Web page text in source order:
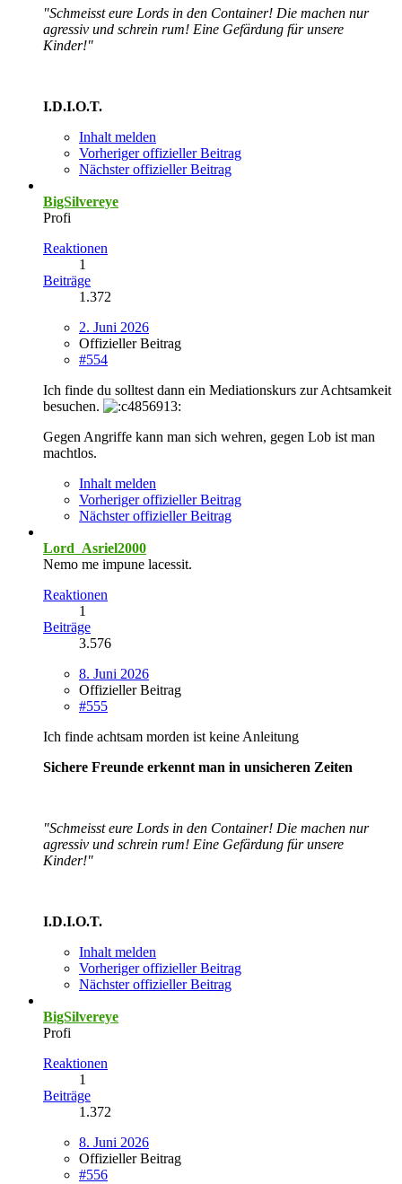
"Schmeisst eure Lords in den Container! Die machen nur
agressiv und schrein rum! Eine Gefärdung für unsere
Kinder!"
I.D.I.O.T.
Inhalt melden
Vorheriger offizieller Beitrag
Nächster offizieller Beitrag
BigSilvereye
Profi
Reaktionen
1
Beiträge
1.372
2. Juni 2026
Offizieller Beitrag
#554
Ich finde du solltest dann ein Mediationskurs zur Achtsamkeit
besuchen.
Gegen Angriffe kann man sich wehren, gegen Lob ist man
machtlos.
Inhalt melden
Vorheriger offizieller Beitrag
Nächster offizieller Beitrag
Lord_Asriel2000
Nemo me impune lacessit.
Reaktionen
1
Beiträge
3.576
8. Juni 2026
Offizieller Beitrag
#555
Ich finde achtsam morden ist keine Anleitung
Sichere Freunde erkennt man in unsicheren Zeiten
"Schmeisst eure Lords in den Container! Die machen nur
agressiv und schrein rum! Eine Gefärdung für unsere
Kinder!"
I.D.I.O.T.
Inhalt melden
Vorheriger offizieller Beitrag
Nächster offizieller Beitrag
BigSilvereye
Profi
Reaktionen
1
Beiträge
1.372
8. Juni 2026
Offizieller Beitrag
#556